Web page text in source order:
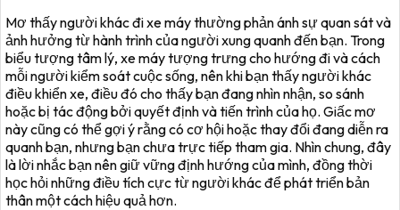
Mơ thấy người khác đi xe máy thường phản ánh sự quan sát và
ảnh hưởng từ hành trình của người xung quanh đến bạn. Trong
biểu tượng tâm lý, xe máy tượng trưng cho hướng đi và cách
mỗi người kiểm soát cuộc sống, nên khi bạn thấy người khác
điều khiển xe, điều đó cho thấy bạn đang nhìn nhận, so sánh
hoặc bị tác động bởi quyết định và tiến trình của họ. Giấc mơ
này cũng có thể gợi ý rằng có cơ hội hoặc thay đổi đang diễn ra
quanh bạn, nhưng bạn chưa trực tiếp tham gia. Nhìn chung, đây
là lời nhắc bạn nên giữ vững định hướng của mình, đồng thời
học hỏi những điều tích cực từ người khác để phát triển bản
thân một cách hiệu quả hơn.